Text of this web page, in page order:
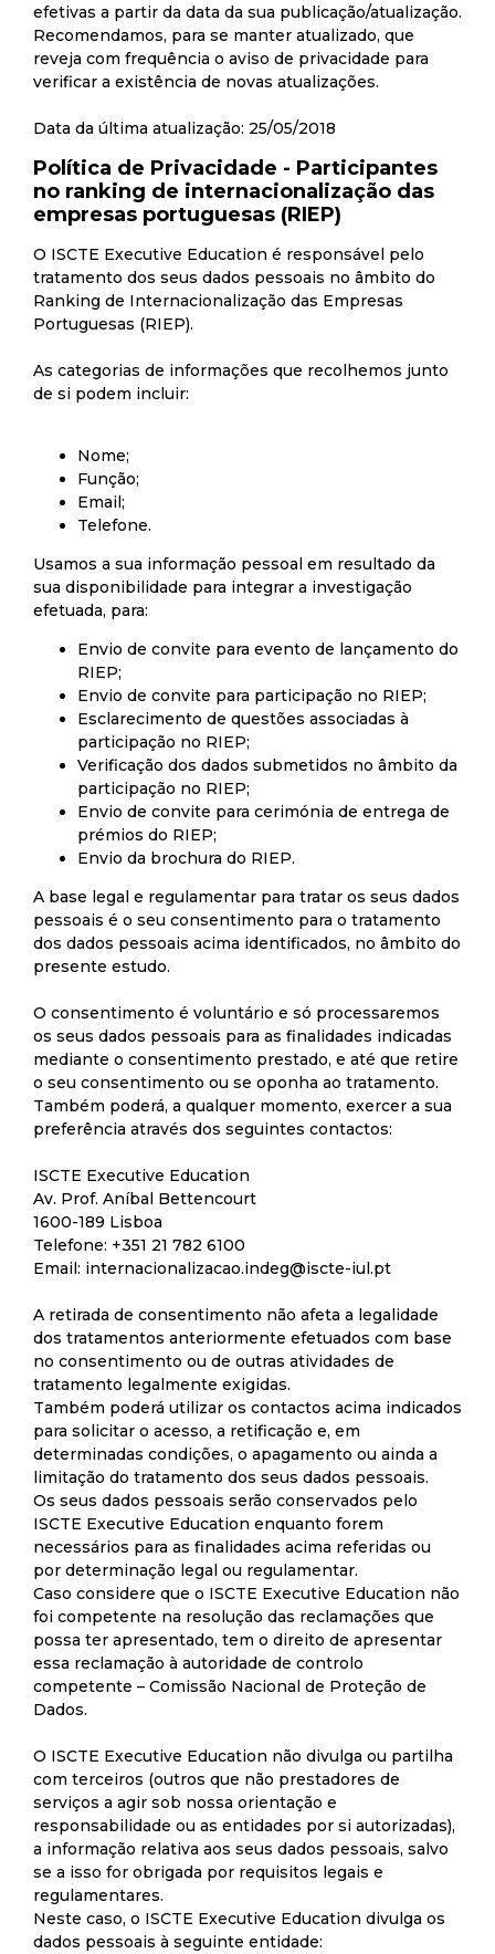
efetivas a partir da data da sua publicação/atualização.
Recomendamos, para se manter atualizado, que
reveja com frequência o aviso de privacidade para
verificar a existência de novas atualizações.
Data da última atualização: 25/05/2018
Política de Privacidade - Participantes
no ranking de internacionalização das
empresas portuguesas (RIEP)
O ISCTE Executive Education é responsável pelo
tratamento dos seus dados pessoais no âmbito do
Ranking de Internacionalização das Empresas
Portuguesas (RIEP).
As categorias de informações que recolhemos junto
de si podem incluir:
Nome;
Função;
Email;
Telefone.
Usamos a sua informação pessoal em resultado da
sua disponibilidade para integrar a investigação
efetuada, para:
Envio de convite para evento de lançamento do
RIEP;
Envio de convite para participação no RIEP;
Esclarecimento de questões associadas à
participação no RIEP;
Verificação dos dados submetidos no âmbito da
participação no RIEP;
Envio de convite para cerimónia de entrega de
prémios do RIEP;
Envio da brochura do RIEP.
A base legal e regulamentar para tratar os seus dados
pessoais é o seu consentimento para o tratamento
dos dados pessoais acima identificados, no âmbito do
presente estudo.
O consentimento é voluntário e só processaremos
os seus dados pessoais para as finalidades indicadas
mediante o consentimento prestado, e até que retire
o seu consentimento ou se oponha ao tratamento.
Também poderá, a qualquer momento, exercer a sua
preferência através dos seguintes contactos:
ISCTE Executive Education
Av. Prof. Aníbal Bettencourt
1600-189 Lisboa
Telefone: +351 21 782 6100
Email: internacionalizacao.indeg@iscte-iul.pt
A retirada de consentimento não afeta a legalidade
dos tratamentos anteriormente efetuados com base
no consentimento ou de outras atividades de
tratamento legalmente exigidas.
Também poderá utilizar os contactos acima indicados
para solicitar o acesso, a retificação e, em
determinadas condições, o apagamento ou ainda a
limitação do tratamento dos seus dados pessoais.
Os seus dados pessoais serão conservados pelo
ISCTE Executive Education enquanto forem
necessários para as finalidades acima referidas ou
por determinação legal ou regulamentar.
Caso considere que o ISCTE Executive Education não
foi competente na resolução das reclamações que
possa ter apresentado, tem o direito de apresentar
essa reclamação à autoridade de controlo
competente – Comissão Nacional de Proteção de
Dados.
O ISCTE Executive Education não divulga ou partilha
com terceiros (outros que não prestadores de
serviços a agir sob nossa orientação e
responsabilidade ou as entidades por si autorizadas),
a informação relativa aos seus dados pessoais, salvo
se a isso for obrigada por requisitos legais e
regulamentares.
Neste caso, o ISCTE Executive Education divulga os
dados pessoais à seguinte entidade: